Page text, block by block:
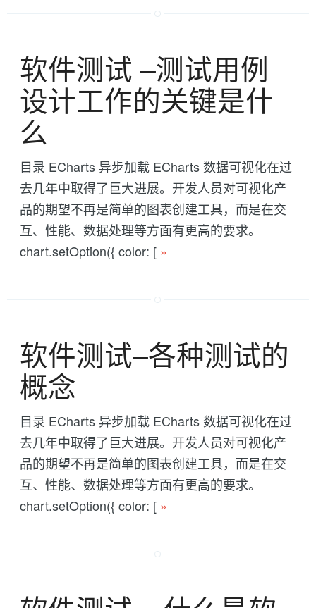
软件测试 --测试用例
设计工作的关键是什
么
目录 ECharts 异步加载 ECharts 数据可视化在过
去几年中取得了巨大进展。开发人员对可视化产
品的期望不再是简单的图表创建工具，而是在交
互、性能、数据处理等方面有更高的要求。
chart.setOption({ color: [ »
软件测试--各种测试的
概念
目录 ECharts 异步加载 ECharts 数据可视化在过
去几年中取得了巨大进展。开发人员对可视化产
品的期望不再是简单的图表创建工具，而是在交
互、性能、数据处理等方面有更高的要求。
chart.setOption({ color: [ »